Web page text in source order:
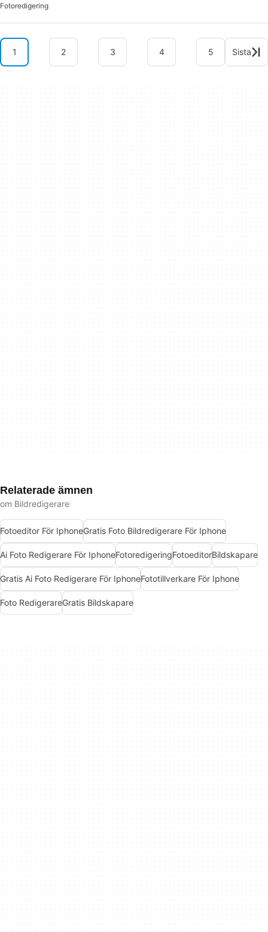
Fotoredigering
1 2 3 4 5 Sista
Relaterade ämnen
om Bildredigerare
Fotoeditor För IphoneGratis Foto Bildredigerare För Iphone
Ai Foto Redigerare För IphoneFotoredigeringFotoeditorBildskapare
Gratis Ai Foto Redigerare För IphoneFototillverkare För Iphone
Foto RedigerareGratis Bildskapare